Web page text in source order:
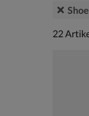
22
22